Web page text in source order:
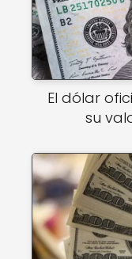
El dólar
su